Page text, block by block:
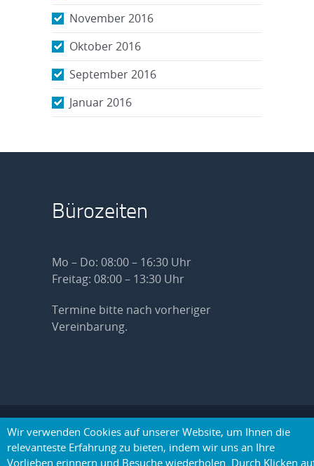
November 2016
Oktober 2016
September 2016
Januar 2016
Bürozeiten
Mo – Do: 08:00 – 16:30 Uhr
Freitag: 08:00 – 13:30 Uhr
Termine bitte nach vorheriger
Vereinbarung.
© 2019 Beratungsbüros - BY-CZ
Grenzraum - Alle Rechte
vorbehalten. |
Datenschutz
Wir verwenden Cookies auf unserer Website, um Ihnen die
relevanteste Erfahrung zu bieten, indem wir uns an Ihre
Vorlieben erinnern und Besuche wiederholen. Durch Klicken